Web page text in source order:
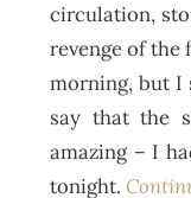
circulation,
revenge of the
morning, but I
say that the
amazing – I
tonight.